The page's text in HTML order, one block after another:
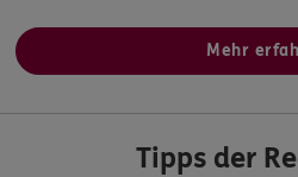
Mehr
Tipps der